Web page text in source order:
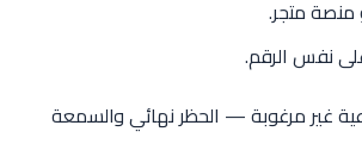
نفس الرقم.
غير مرغوبة — الحظر نهائي والسمعة